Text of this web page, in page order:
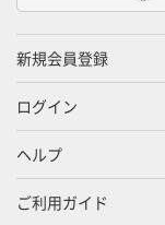
新規会員登録
ログイン
ヘルプ
ご利用ガイド